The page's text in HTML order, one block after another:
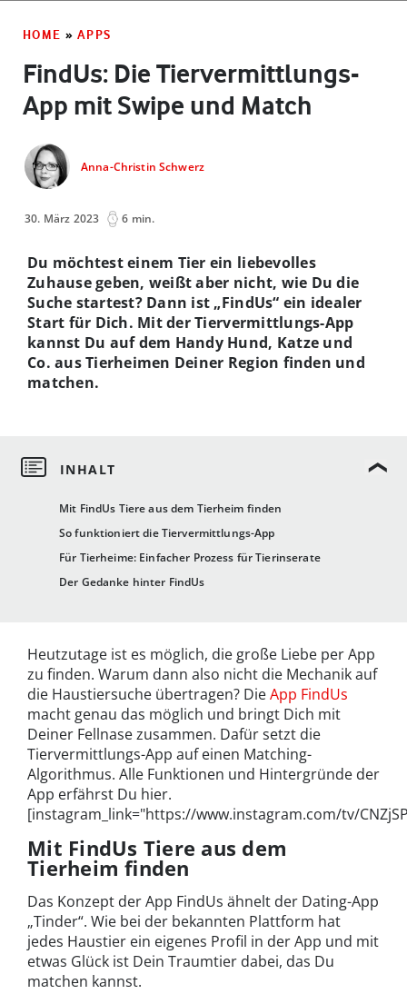
HOME » APPS
FindUs: Die Tiervermittlungs-
App mit Swipe und Match
Anna-Christin Schwerz
30. März 2023 6 min.
Mit FindUs Tiere aus dem Tierheim finden
So funktioniert die Tiervermittlungs-App
Für Tierheime: Einfacher Prozess für Tierinserate
Der Gedanke hinter FindUs
Du möchtest einem Tier ein liebevolles
Zuhause geben, weißt aber nicht, wie Du die
Suche startest? Dann ist „FindUs“ ein idealer
Start für Dich. Mit der Tiervermittlungs-App
kannst Du auf dem Handy Hund, Katze und
Co. aus Tierheimen Deiner Region finden und
matchen.
Heutzutage ist es möglich, die große Liebe per App
zu finden. Warum dann also nicht die Mechanik auf
die Haustiersuche übertragen? DieApp FindUs
macht genau das möglich und bringt Dich mit
Deiner Fellnase zusammen. Dafür setzt die
Tiervermittlungs-App auf einen Matching-
Algorithmus. Alle Funktionen und Hintergründe der
App erfährst Du hier.
[instagram_link="https://www.instagram.com/tv/
Mit FindUs Tiere aus dem
Tierheim finden
Das Konzept der App FindUs ähnelt der Dating-App
„Tinder“. Wie bei der bekannten Plattform hat
jedes Haustier ein eigenes Profil in der App und mit
etwas Glück ist Dein Traumtier dabei, das Du
matchen kannst.